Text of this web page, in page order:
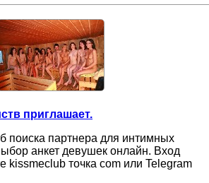
приглашает.
поиска партнера для интимных
анкет девушек онлайн. Вход
kissmeclub точка com или Telegram